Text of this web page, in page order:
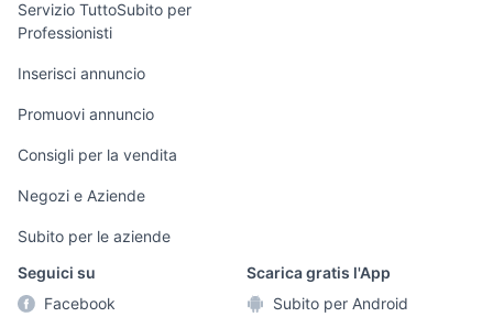
Informatica
Console e
persona
Tutto per i bambini
Sports
Biciclette
Servizio TuttoSubito per
Professionisti
Inserisci annuncio
Promuovi annuncio
Consigli per la vendita
Negozi e Aziende
Subito per le aziende
Seguici su
Facebook
Scarica gratis l'App
Subito per Android